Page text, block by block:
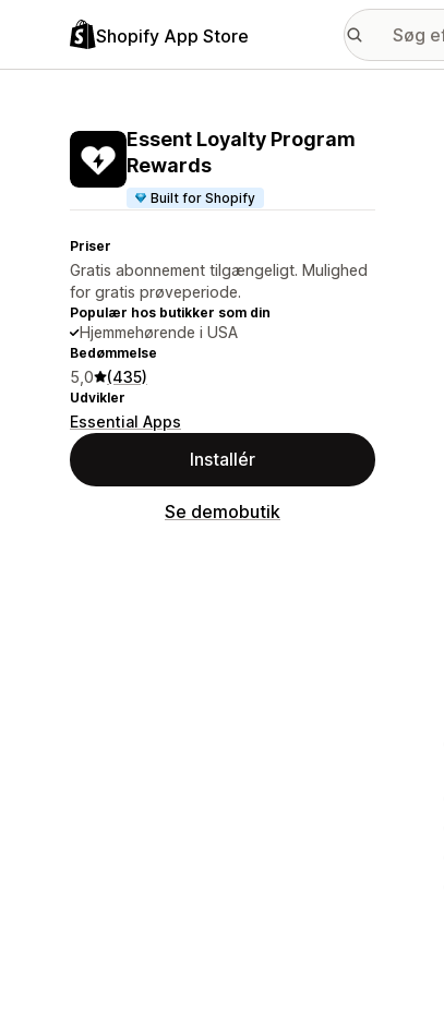
Shopify App Store
Essent Loyalty Program
Rewards
Built for Shopify
Priser
Gratis abonnement tilgængeligt. Mulighed
for gratis prøveperiode.
Populær hos butikker som din
Hjemmehørende i USA
Bedømmelse
5,0 (435)
Udvikler
Essential Apps
Installér
Se demobutik